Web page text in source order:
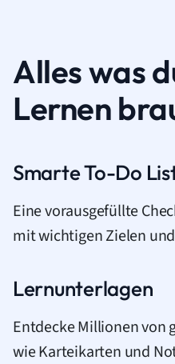
Alles was
Lernen
Smarte To-Do
Eine vorausgefüllte
mit wichtigen Zielen
Lernunterlagen
Entdecke Millionen von
wie Karteikarten und